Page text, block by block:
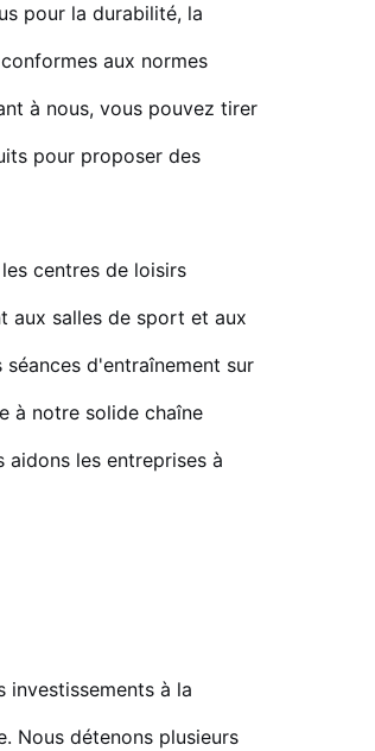
pour la durabilité, la
aux normes
à nous, vous pouvez tirer
pour proposer des
centres de loisirs
aux salles de sport et aux
d'entraînement sur
à notre solide chaîne
aidons les entreprises à
investissements à la
Nous détenons plusieurs